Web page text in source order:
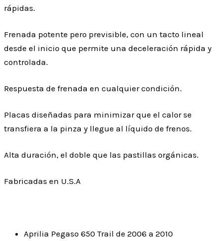
rápidas.
Frenada potente pero previsible, con un tacto lineal
desde el inicio que permite una deceleración rápida y
controlada.
Respuesta de frenada en cualquier condición.
Placas diseñadas para minimizar que el calor se
transfiera a la pinza y llegue al líquido de frenos.
Alta duración, el doble que las pastillas orgánicas.
Fabricadas en U.S.A
Aprilia Pegaso 650 Trail de 2006 a 2010